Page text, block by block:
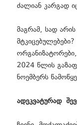
ძალიან კარგად
მაგრამ, სად
2024 წლის
ნოემბერს
ადეკვატურად